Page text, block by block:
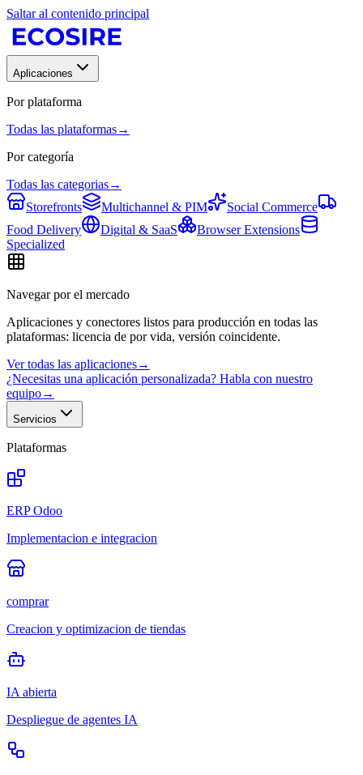
Saltar al contenido principal
Aplicaciones
Por plataforma
Todas las plataformas→
Por categoría
Todas las categorias→
Storefronts
Multichannel & PIM
Social Commerce
Food Delivery
Digital & SaaS
Browser Extensions
Specialized
Navegar por el mercado
Aplicaciones y conectores listos para producción en todas las
plataformas: licencia de por vida, versión coincidente.
Ver todas las aplicaciones→
¿Necesitas una aplicación personalizada? Habla con nuestro
equipo→
Servicios
Plataformas
ERP Odoo
Implementacion e integracion
comprar
Creacion y optimizacion de tiendas
IA abierta
Despliegue de agentes IA